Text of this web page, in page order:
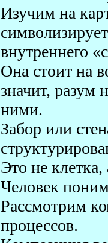
Изучим на
внутреннего
Она стоит на
значит, разум
ними.
Забор или
Это не клетка,
Человек
Рассмотрим
процессов.